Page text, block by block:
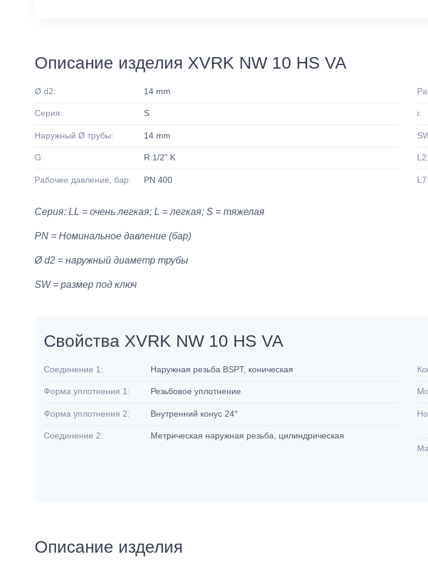
Описание изделия XVRK NW 10 HS VA
Ø d2: 14 mm
Серия: S
Наружный Ø трубы: 14 mm
G: R 1/2" K
Рабочее давление, бар: PN 400
i:
L2:
L7:
Серия: LL = очень легкая; L = легкая; S = тяжелая
PN = Номинальное давление (бар)
Ø d2 = наружный диаметр трубы
SW = размер под ключ
Свойства XVRK NW 10 HS VA
Соединение 1: Наружная резьба BSPT, коническая
Форма уплотнения 1: Резьбовое уплотнение
Форма уплотнения 2: Внутренний конус 24°
Соединение 2: Метрическая наружная резьба, цилиндрическая
Описание изделия